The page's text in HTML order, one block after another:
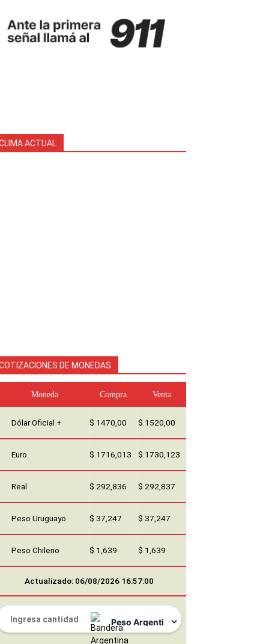
ACTUAL
DE MONEDAS
Moneda Compra Venta
Dólar Oficial + $ 1470,00 $ 1520,00
Euro $ 1716,013 $ 1730,123
Real $ 292,836 $ 292,837
Peso Uruguayo $ 37,247 $ 37,247
Peso Chileno $ 1,639 $ 1,639
Actualizado: 06/08/2026 16:57:00